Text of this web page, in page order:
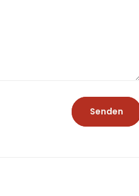
Senden